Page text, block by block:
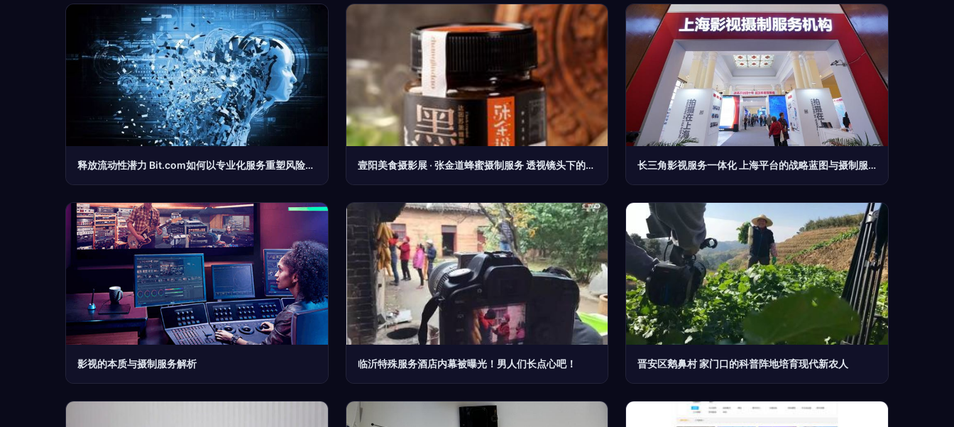
释放流动性潜力 Bit.com如何以专业化服务重塑风险对冲格局 壹阳美食摄影展 · 张金道蜂蜜摄制服务 透视镜头下的甜度与匠心 长三角影视服务一体化 上海平台的战略蓝图与摄制服务的新篇章
影视的本质与摄制服务解析 临沂特殊服务酒店内幕被曝光！男人们长点心吧！ 晋安区鹅鼻村 家门口的科普阵地培育现代新农人